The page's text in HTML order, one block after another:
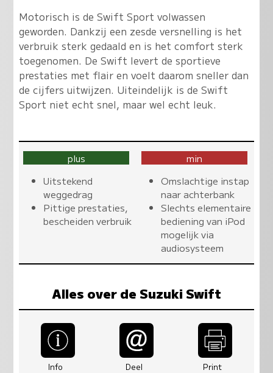
Motorisch is de Swift Sport volwassen
geworden. Dankzij een zesde versnelling is het
verbruik sterk gedaald en is het comfort sterk
toegenomen. De Swift levert de sportieve
prestaties met flair en voelt daarom sneller dan
de cijfers uitwijzen. Uiteindelijk is de Swift
Sport niet echt snel, maar wel echt leuk.
plus
Uitstekend
weggedrag
Pittige prestaties,
bescheiden verbruik
min
Omslachtige instap
naar achterbank
Slechts elementaire
bediening van iPod
mogelijk via
audiosysteem
Alles over de Suzuki Swift
Info Deel Print